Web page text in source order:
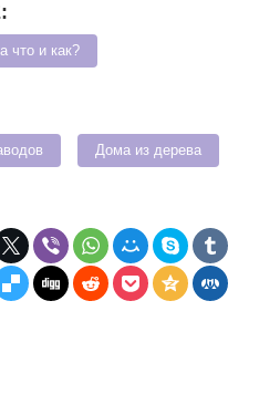
что и как?
Дома из дерева